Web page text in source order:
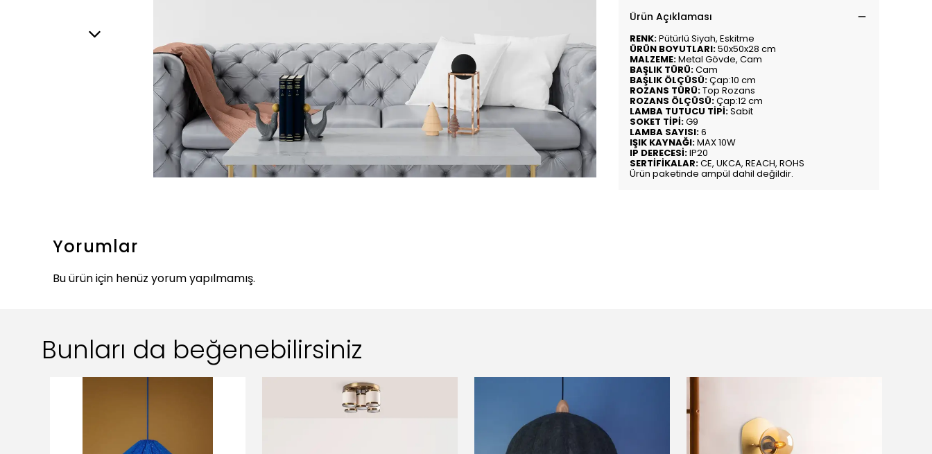
Ürün Açıklaması
RENK:Pütürlü Siyah, Eskitme
ÜRÜN BOYUTLARI:50x50x28 cm
MALZEME:Metal Gövde, Cam
BAŞLIK TÜRÜ:Cam
BAŞLIK ÖLÇÜSÜ:Çap:10 cm
ROZANS TÜRÜ:Top Rozans
ROZANS ÖLÇÜSÜ:Çap:12 cm
LAMBA TUTUCU TİPİ:Sabit
SOKET TİPİ:G9
LAMBA SAYISI:6
IŞIK KAYNAĞI:MAX 10W
IP DERECESİ:IP20
SERTİFİKALAR:CE, UKCA, REACH, ROHS
Ürün paketinde ampül dahil değildir.
Yorumlar
Bu ürün için henüz yorum yapılmamış.
Bunları da beğenebilirsiniz